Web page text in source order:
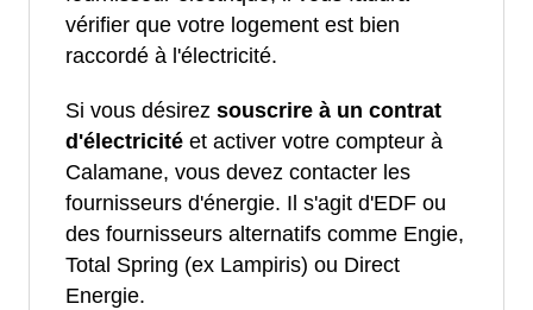
vérifier que votre logement est bien
raccordé à l'électricité.
Si vous désirez souscrire à un contrat
d'électricité et activer votre compteur à
Calamane, vous devez contacter les
fournisseurs d'énergie. Il s'agit d'EDF ou
des fournisseurs alternatifs comme Engie,
Total Spring (ex Lampiris) ou Direct
Energie.